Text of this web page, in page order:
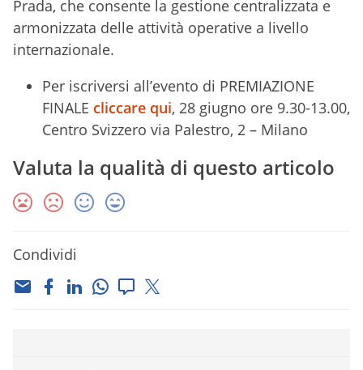
Prada, che consente la gestione centralizzata e
armonizzata delle attività operative a livello
internazionale.
Per iscriversi all’evento di PREMIAZIONE
FINALE cliccare qui, 28 giugno ore 9.30-13.00,
Centro Svizzero via Palestro, 2 – Milano
Valuta la qualità di questo articolo
Condividi